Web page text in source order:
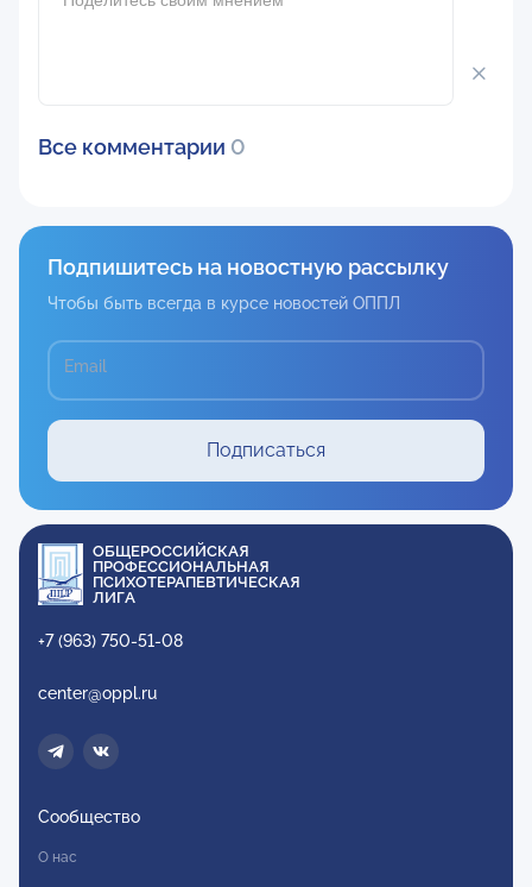
Все комментарии 0
Подпишитесь на новостную рассылку
Чтобы быть всегда в курсе новостей ОППЛ
Email
Подписаться
ОБЩЕРОССИЙСКАЯ
ПРОФЕССИОНАЛЬНАЯ
ПСИХОТЕРАПЕВТИЧЕСКАЯ
ЛИГА
+7 (963) 750-51-08
center@oppl.ru
Сообщество
О нас